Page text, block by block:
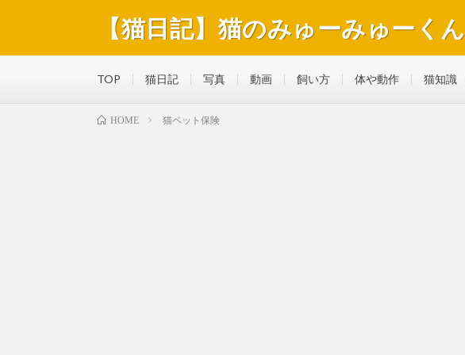
【猫日記】猫のみゅーみゅーくん
TOP 猫日記 写真 動画 飼い方 体や動作 猫知識
HOME 猫ペット保険